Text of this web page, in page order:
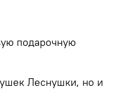
подарочную
Леснушки, но и